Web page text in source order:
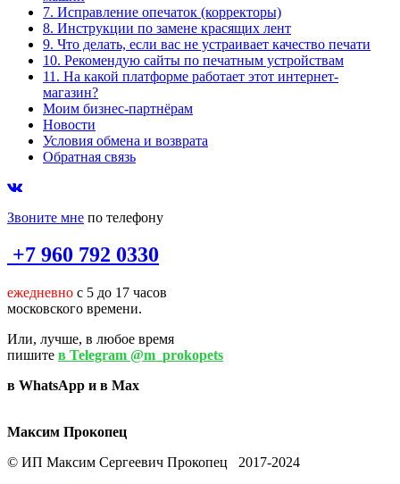
7. Исправление опечаток (корректоры)
8. Инструкции по замене красящих лент
9. Что делать, если вас не устраивает качество печати
10. Рекомендую сайты по печатным устройствам
11. На какой платформе работает этот интернет-
магазин?
Моим бизнес-партнёрам
Новости
Условия обмена и возврата
Обратная связь
Звоните мне по телефону
+7 960 792 0330
ежедневно с 5 до 17 часов
московского времени.
Или, лучше, в любое время
пишите в Telegram @m_prokopets
в WhatsApp и в Max
Максим Прокопец
© ИП Максим Сергеевич Прокопец 2017-2024